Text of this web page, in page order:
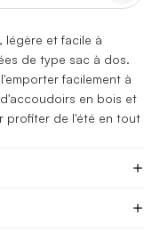
légère et facile à
de type sac à dos.
facilement à
en bois et
profiter de l'été en tout